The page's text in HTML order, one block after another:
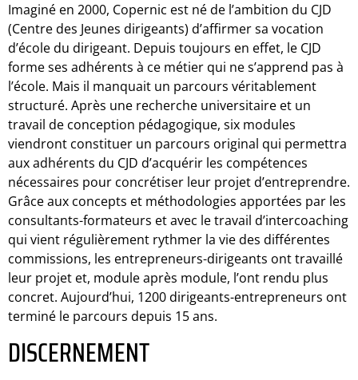
Imaginé en 2000, Copernic est né de l’ambition du CJD
(Centre des Jeunes dirigeants) d’affirmer sa vocation
d’école du dirigeant. Depuis toujours en effet, le CJD
forme ses adhérents à ce métier qui ne s’apprend pas à
l’école. Mais il manquait un parcours véritablement
structuré. Après une recherche universitaire et un
travail de conception pédagogique, six modules
viendront constituer un parcours original qui permettra
aux adhérents du CJD d’acquérir les compétences
nécessaires pour concrétiser leur projet d’entreprendre.
Grâce aux concepts et méthodologies apportées par les
consultants-formateurs et avec le travail d’intercoaching
qui vient régulièrement rythmer la vie des différentes
commissions, les entrepreneurs-dirigeants ont travaillé
leur projet et, module après module, l’ont rendu plus
concret. Aujourd’hui, 1200 dirigeants-entrepreneurs ont
terminé le parcours depuis 15 ans.
DISCERNEMENT